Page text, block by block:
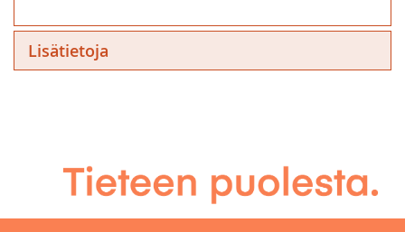
Lisätietoja